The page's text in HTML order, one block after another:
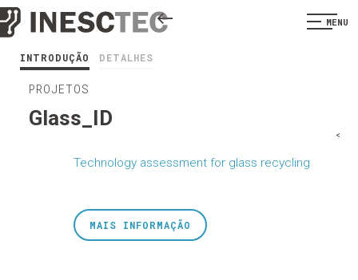
MENU
INTRODUÇÃO DETALHES
PROJETOS
Glass_ID
Technology assessment for glass recycling
<
MAIS INFORMAÇÃO